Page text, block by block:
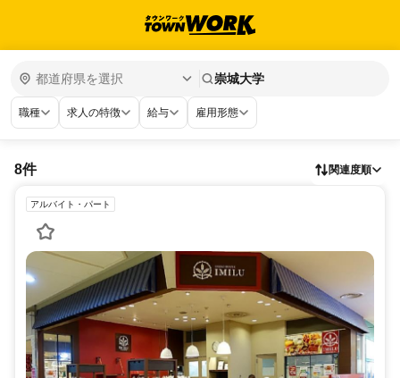
崇城大学
職種 求人の特徴 給与 雇用形態
8件 関連度順
アルバイト・パート